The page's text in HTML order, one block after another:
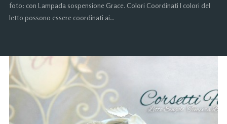
foto: con Lampada sospensione Grace. Colori Coordinati I colori del
letto possono essere coordinati ai…